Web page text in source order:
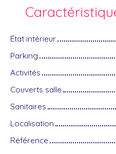
État intérieur
Parking
Activités
Couverts salle
Sanitaires
Localisation
Référence